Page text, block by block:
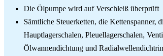
Die Ölpumpe wird auf Verschleiß überprüft
Sämtliche Steuerketten, die
Hauptlagerschalen, Pleuellagerschalen,
Ölwannendichtung und